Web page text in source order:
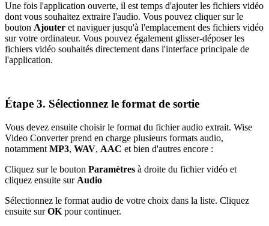
Une fois l'application ouverte, il est temps d'ajouter les fichiers vidéo
dont vous souhaitez extraire l'audio. Vous pouvez cliquer sur le
bouton Ajouter et naviguer jusqu'à l'emplacement des fichiers vidéo
sur votre ordinateur. Vous pouvez également glisser-déposer les
fichiers vidéo souhaités directement dans l'interface principale de
l'application.
Étape 3. Sélectionnez le format de sortie
Vous devez ensuite choisir le format du fichier audio extrait. Wise
Video Converter prend en charge plusieurs formats audio,
notamment MP3, WAV, AAC et bien d'autres encore :
Cliquez sur le bouton Paramètres à droite du fichier vidéo et
cliquez ensuite sur Audio
Sélectionnez le format audio de votre choix dans la liste. Cliquez
ensuite surOK pour continuer.